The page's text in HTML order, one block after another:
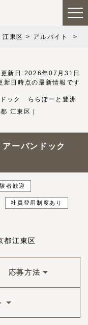
江東区 アルバイト
更新日:2026年07月31日
新日時点の最新情報です
ック ららぽーと豊洲
江東区 |
アーバンドック
者歓迎
社員登用制度あり
都江東区
応募方法